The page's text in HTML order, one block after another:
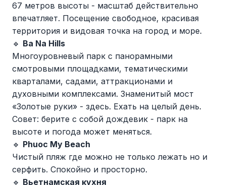
67 метров высоты - масштаб действительно
впечатляет. Посещение свободное, красивая
территория и видовая точка на город и море.
🔹 Ba Na Hills
Многоуровневый парк с панорамными
смотровыми площадками, тематическими
кварталами, садами, аттракционами и
духовными комплексами. Знаменитый мост
«Золотые руки» - здесь. Ехать на целый день.
Совет: берите с собой дождевик - парк на
высоте и погода может меняться.
🔹 Phuoc My Beach
Чистый пляж где можно не только лежать но и
серфить. Спокойно и просторно.
🔹 Вьетнамская кухня